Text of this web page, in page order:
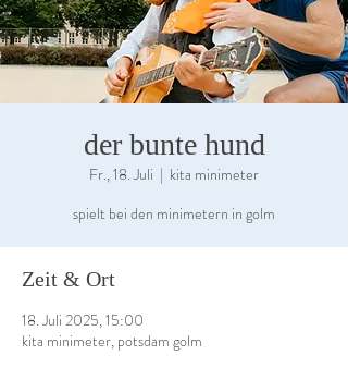
der bunte hund
Fr., 18. Juli
  |
kita minimeter
spielt bei den minimetern in golm
Zeit & Ort
18. Juli 2025, 15:00
kita minimeter, potsdam golm